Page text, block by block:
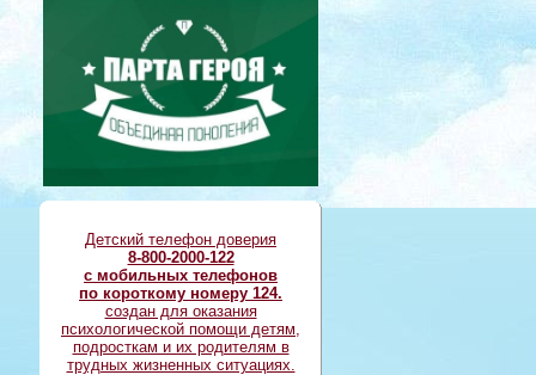
Детский телефон доверия
8-800-2000-122
с мобильных телефонов
по короткому номеру 124.
создан для оказания
психологической помощи детям,
подросткам и их родителям в
трудных жизненных ситуациях.